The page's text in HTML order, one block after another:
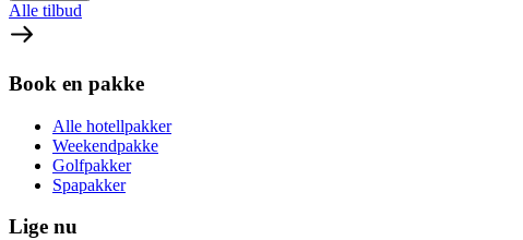
Alle tilbud
Book en pakke
Alle hotellpakker
Weekendpakke
Golfpakker
Spapakker
Lige nu